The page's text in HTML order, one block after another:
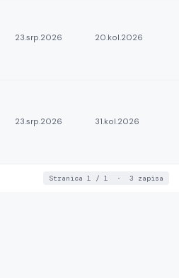
23.srp.2026 20.kol.2026
23.srp.2026 31.kol.2026
Stranica 1 / 1 · 3 zapisa